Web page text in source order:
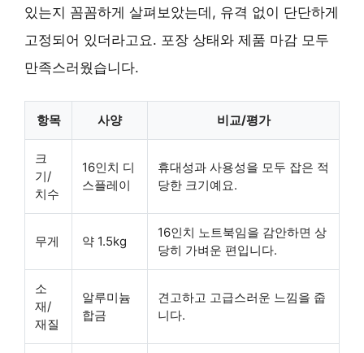
있는지 꼼꼼하게 살펴보았는데, 유격 없이 단단하게
고정되어 있더라고요. 포장 상태와 제품 마감 모두
만족스러웠습니다.
항목 사양 비교/평가
크
기/
치수
16인치 디
스플레이
휴대성과 사용성을 모두 잡은 적
당한 크기예요.
무게 약 1.5kg
16인치 노트북임을 감안하면 상
당히 가벼운 편입니다.
소
재/
재질
알루미늄
합금
견고하고 고급스러운 느낌을 줍
니다.